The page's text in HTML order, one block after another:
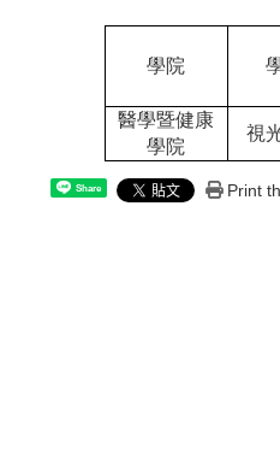
學院
醫學暨健康
學院
視
Share Print